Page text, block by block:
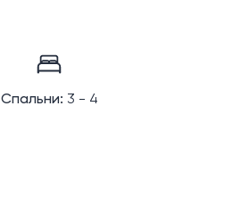
Спальни: 3 - 4